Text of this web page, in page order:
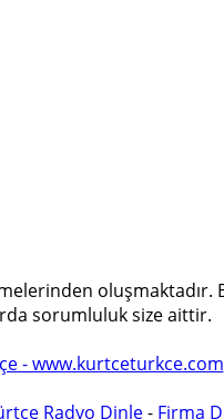
oluşmaktadır.
sorumluluk size aittir.
- www.kurtceturkce.com
Radyo Dinle- Firma